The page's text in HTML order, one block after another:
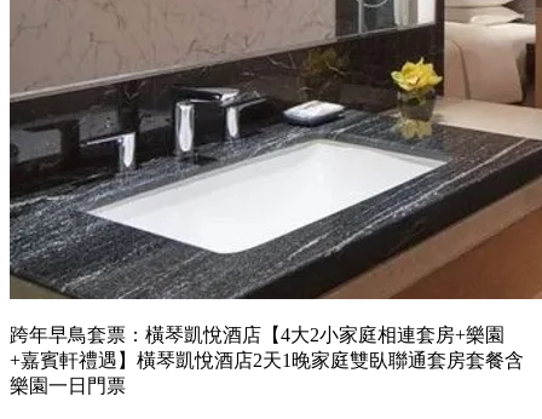
跨年早鳥套票：橫琴凱悅酒店【4大2小家庭相連套房+樂園
+嘉賓軒禮遇】橫琴凱悅酒店2天1晚家庭雙臥聯通套房套餐含
樂園一日門票